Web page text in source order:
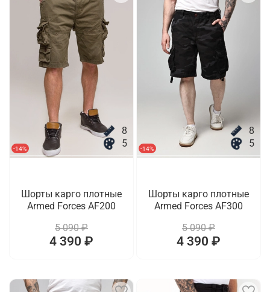
-14%
8
5
Шорты карго плотные
Armed Forces AF200
5 090 ₽
4 390 ₽
-14%
8
5
Шорты карго плотные
Armed Forces AF300
5 090 ₽
4 390 ₽